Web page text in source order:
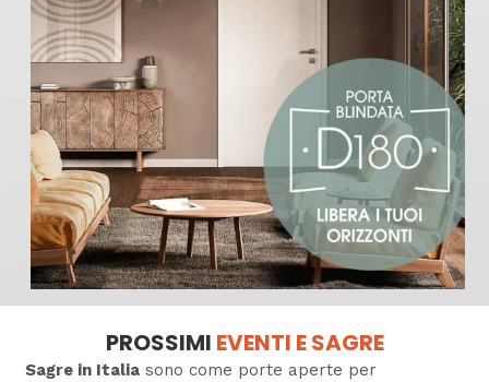
PROSSIMI EVENTI E SAGRE
Sagre in Italia sono come porte aperte per